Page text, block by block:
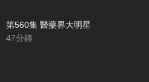
第560集 醫藥界大明星
47分鐘